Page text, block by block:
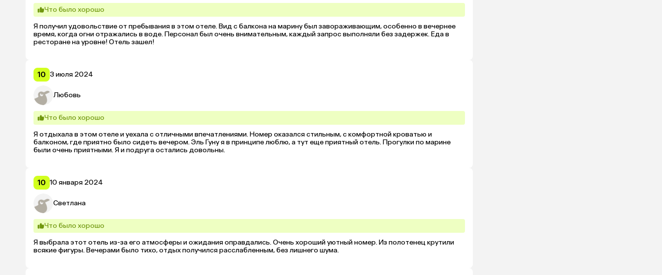
Что было хорошо
Я получил удовольствие от пребывания в этом отеле. Вид с балкона на марину был завораживающим, особенно в вечернее
время, когда огни отражались в воде. Персонал был очень внимательным, каждый запрос выполняли без задержек. Еда в
ресторане на уровне! Отель зашел!
10 3 июля 2024
Любовь
Что было хорошо
Я отдыхала в этом отеле и уехала с отличными впечатлениями. Номер оказался стильным, с комфортной кроватью и
балконом, где приятно было сидеть вечером. Эль Гуну я в принципе люблю, а тут еще приятный отель. Прогулки по марине
были очень приятными. Я и подруга остались довольны.
10 10 января 2024
Светлана
Что было хорошо
Я выбрала этот отель из-за его атмосферы и ожидания оправдались. Очень хороший уютный номер. Из полотенец крутили
всякие фигуры. Вечерами было тихо, отдых получился расслабленным, без лишнего шума.